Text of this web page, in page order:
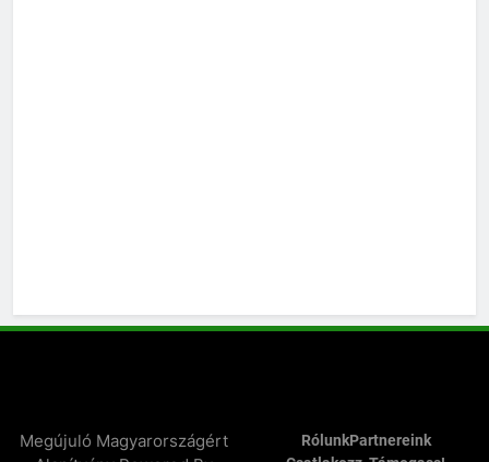
Megújuló Magyarországért
RólunkPartnereink